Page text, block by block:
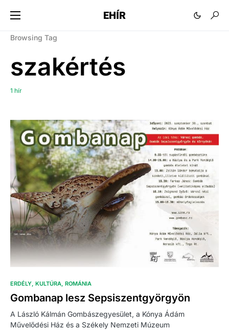
EHÍR
Browsing Tag
szakértés
1 hír
ERDÉLY KULTÚRA ROMÁNIA
Gombanap lesz Sepsiszentgyörgyön
A László Kálmán Gombászegyesület, a Kónya Ádám
Művelődési Ház és a Székely Nemzeti Múzeum